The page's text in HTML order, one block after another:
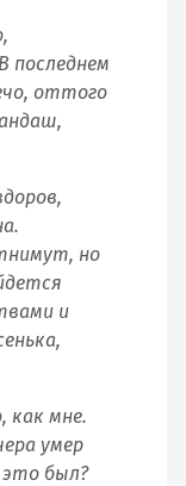
последнем
оттого
но
и
как мне.
умер
это был?